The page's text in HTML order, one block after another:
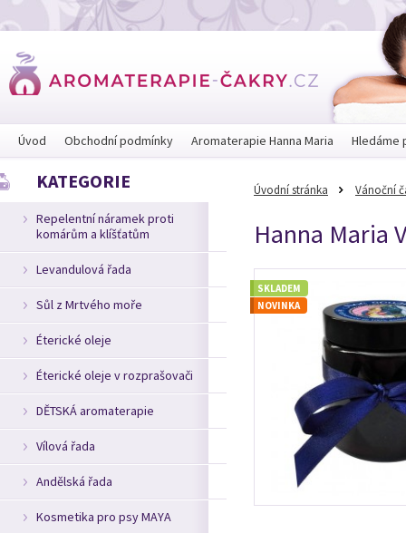
Úvodní stránka Vánoční
Hanna Maria
SKLADEM
NOVINKA
KATEGORIE
Repelentní náramek proti
komárům a klíšťatům
Levandulová řada
Sůl z Mrtvého moře
Éterické oleje
Éterické oleje v rozprašovači
DĚTSKÁ aromaterapie
Vílová řada
Andělská řada
Kosmetika pro psy MAYA
Úvod Obchodní podmínky Aromaterapie Hanna Maria Hledáme